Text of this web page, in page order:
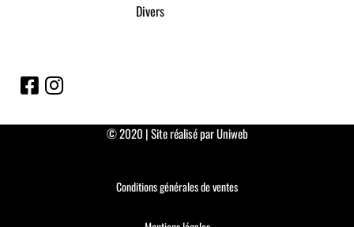
Divers
© 2020 | Site réalisé par Uniweb
Conditions générales de ventes